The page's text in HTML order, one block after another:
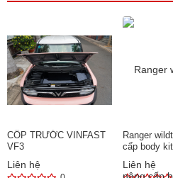
CỐP TRƯỚC VINFAST
VF3
Liên hệ
Ranger
cấp body
Liên hệ